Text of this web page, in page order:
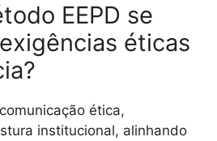
EEPD se
éticas
ética,
institucional, alinhando